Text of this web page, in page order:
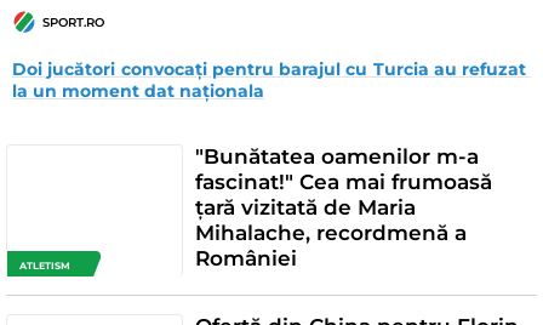
SPORT.RO
Doi jucători convocați pentru barajul cu Turcia au refuzat
la un moment dat naționala
ATLETISM
"Bunătatea oamenilor m-a
fascinat!" Cea mai frumoasă
țară vizitată de Maria
Mihalache, recordmenă a
României